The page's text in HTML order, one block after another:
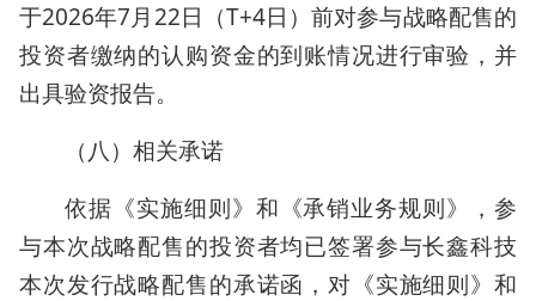
于2026年7月22日（T+4日）前对参与战略配售的
投资者缴纳的认购资金的到账情况进行审验，并
出具验资报告。
（八）相关承诺
依据《实施细则》和《承销业务规则》，参
与本次战略配售的投资者均已签署参与长鑫科技
本次发行战略配售的承诺函，对《实施细则》和